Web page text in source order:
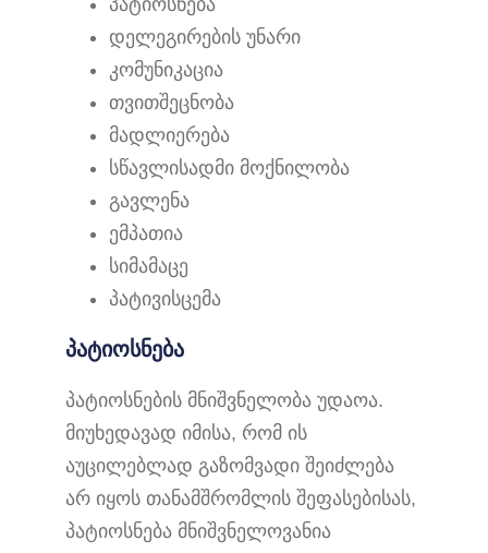
პატიოსნება
დელეგირების უნარი
კომუნიკაცია
თვითშეცნობა
მადლიერება
სწავლისადმი მოქნილობა
გავლენა
ემპათია
სიმამაცე
პატივისცემა
პატიოსნება
პატიოსნების მნიშვნელობა უდაოა.
მიუხედავად იმისა, რომ ის
აუცილებლად გაზომვადი შეიძლება
არ იყოს თანამშრომლის შეფასებისას,
პატიოსნება მნიშვნელოვანია